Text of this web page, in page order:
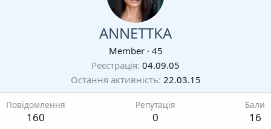
ANNETTKA
Member · 45
Реєстрація 04.09.05
Остання активність 22.03.15
Повідомлення
160
Репутація
0
Бали
16